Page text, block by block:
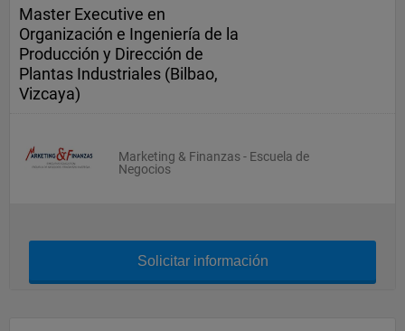
Master Executive en
Organización e Ingeniería de la
Producción y Dirección de
Plantas Industriales (Bilbao,
Vizcaya)
Marketing & Finanzas - Escuela de
Negocios
Solicitar información